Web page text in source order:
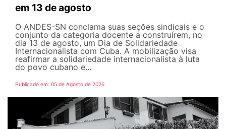
em 13 de agosto
O ANDES-SN conclama suas seções sindicais e o
conjunto da categoria docente a construírem, no
dia 13 de agosto, um Dia de Solidariedade
Internacionalista com Cuba. A mobilização visa
reafirmar a solidariedade internacionalista à luta
do povo cubano e...
Publicado em: 05 de Agosto de 2026